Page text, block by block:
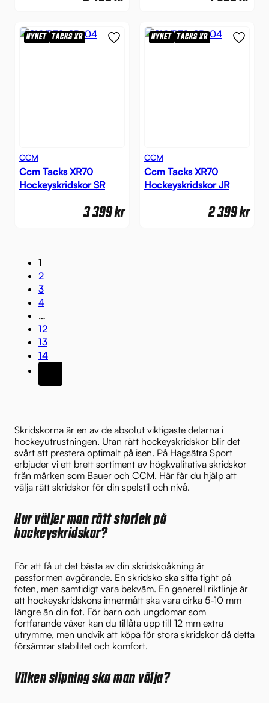
NYHET TACKS XR
CCM
Ccm Tacks XR70
Hockeyskridskor SR
3 399kr
NYHET TACKS XR
CCM
Ccm Tacks XR70
Hockeyskridskor JR
2 399kr
1
2
3
4
…
12
13
14
Skridskorna är en av de absolut viktigaste delarna i
hockeyutrustningen. Utan rätt hockeyskridskor blir det
svårt att prestera optimalt på isen. På Hagsätra Sport
erbjuder vi ett brett sortiment av högkvalitativa skridskor
från märken som Bauer och CCM. Här får du hjälp att
välja rätt skridskor för din spelstil och nivå.
Hur väljer man rätt storlek på
hockeyskridskor?
För att få ut det bästa av din skridskoåkning är
passformen avgörande. En skridsko ska sitta tight på
foten, men samtidigt vara bekväm. En generell riktlinje är
att hockeyskridskons innermått ska vara cirka 5-10 mm
längre än din fot. För barn och ungdomar som
fortfarande växer kan du tillåta upp till 12 mm extra
utrymme, men undvik att köpa för stora skridskor då detta
försämrar stabilitet och komfort.
Vilken slipning ska man välja?